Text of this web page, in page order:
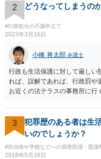
いと逮捕する」というのは、
科になる）にできるが、認め
反則金があっても前科にならな
す。 あなたはこの警察官を非
とです。 警察官の「こんな事
い」との発言ですが、実際「前
（信号無視）した」というあな
道は、きちんと交通ルールを守
危険なものであり怖いので、そ
納してほしいと思うのが社会
しろ今回を苦い薬（良い教訓
で右折進行したけど、自分は右
2 どうなってしまうの
#行政処分の不服申立て
2023年3月16日
小峰 将太郎 弁護士
行政も生活保護に対して厳しい
れば、誤解であれば、行政罰や
お近くの法テラスの事務所に行
3
犯罪歴のある者は生
いのでしょうか？
#自治体や学校などへの損害賠償・慰謝
2018年5月28日